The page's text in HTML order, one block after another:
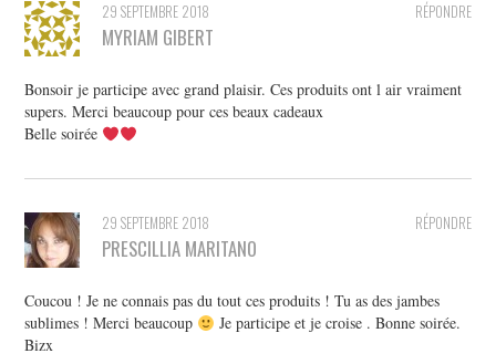
RÉPONDRE
29 SEPTEMBRE 2018
MYRIAM GIBERT
Bonsoir je participe avec grand plaisir. Ces produits ont l air vraiment
supers. Merci beaucoup pour ces beaux cadeaux
Belle soirée
RÉPONDRE
29 SEPTEMBRE 2018
PRESCILLIA MARITANO
Coucou ! Je ne connais pas du tout ces produits ! Tu as des jambes
sublimes ! Merci beaucoup
Je participe et je croise . Bonne soirée.
Bizx